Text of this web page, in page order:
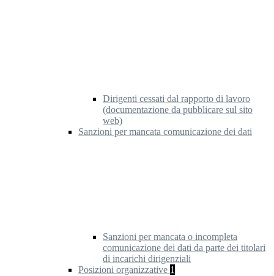
Dirigenti cessati dal rapporto di lavoro
(documentazione da pubblicare sul sito
web)
Sanzioni per mancata comunicazione dei dati
Sanzioni per mancata o incompleta
comunicazione dei dati da parte dei titolari
di incarichi dirigenziali
Posizioni organizzative 1